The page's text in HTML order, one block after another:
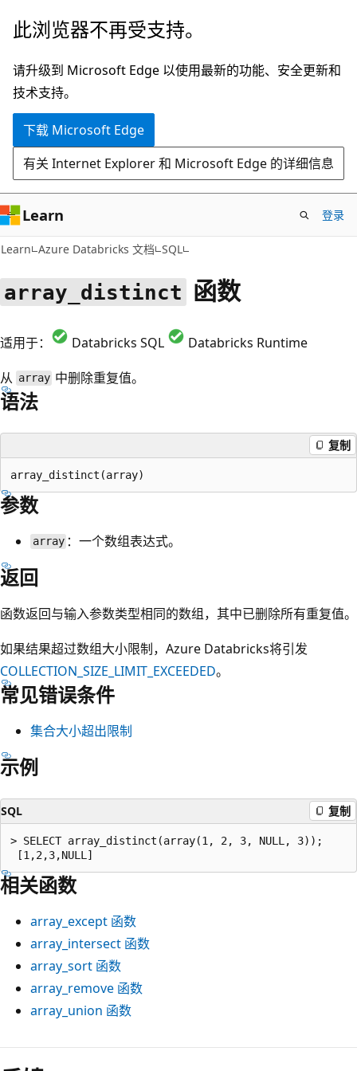
跳
主
要
内
此浏览器不再受支持。
请升级到 Microsoft Edge 以使用最新的功能、安全更新和
技术支持。
下载 Microsoft Edge
有关 Internet Explorer 和 Microsoft Edge 的详细信息
Learn 登录
Learn Azure Databricks 文档 SQL
array_distinct 函数
适用于： Databricks SQL
Databricks Runtime
从 array 中删除重复值。
语法
复制
参数
array ：一个数组表达式。
返回
函数返回与输入参数类型相同的数组，其中已删除所有重复值。
如果结果超过数组大小限制，Azure Databricks将引发
COLLECTION_SIZE_LIMIT_EXCEEDED。
常见错误条件
集合大小超出限制
示例
SQL 复制
> SELECT array_distinct(array(1, 2, 3, NULL, 3));
相关函数
array_except 函数
array_intersect 函数
array_sort 函数
array_remove 函数
array_union 函数
阅
读